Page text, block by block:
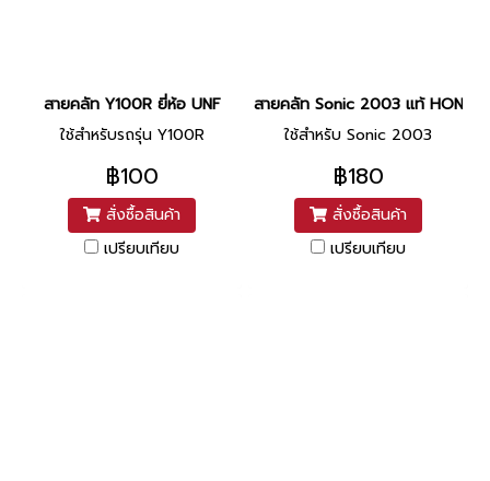
สายคลัท Y100R ยี่ห้อ UNF
ใช้สำหรับรถรุ่น Y100R
฿100
สั่งซื้อสินค้า
เปรียบเทียบ
สายคลัท Sonic 2003 แท้ HONDA
ใช้สำหรับ Sonic 2003
฿180
สั่งซื้อสินค้า
เปรียบเทียบ